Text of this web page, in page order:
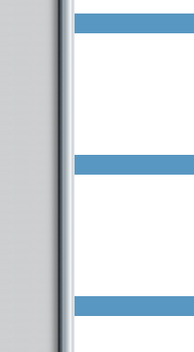
רק כמה מאות